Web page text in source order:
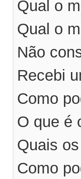
Qual o
Qual o
Não
Recebi
Como
O que é
Quais
Como